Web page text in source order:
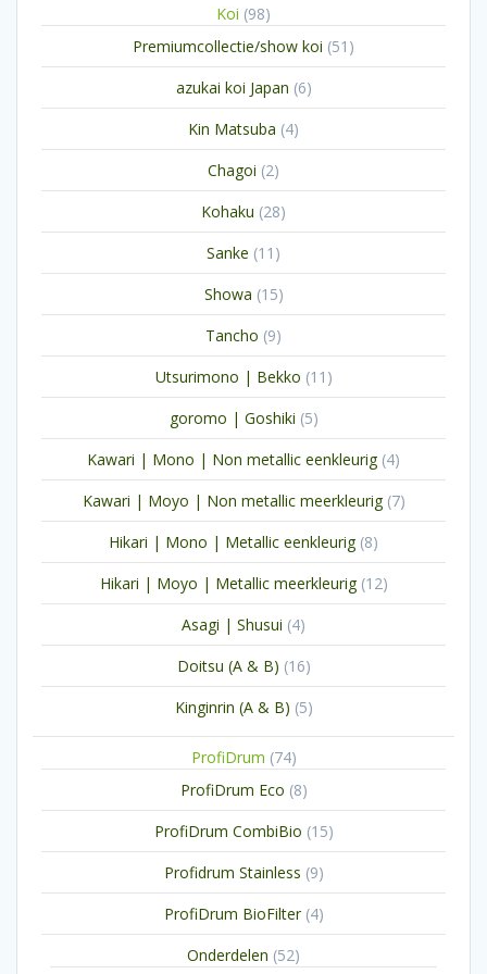
Koi 9898
producten
Premiumcollectie/show koi 51 51
producten
azukai koi Japan 66
producten
Kin Matsuba 44
producten
Chagoi 22
producten
Kohaku 2828
producten
Sanke 11 11
producten
Showa 1515
producten
Tancho 99
producten
Utsurimono | Bekko 11 11
producten
goromo | Goshiki 55
producten
Kawari | Mono | Non metallic eenkleurig 44
producten
Kawari | Moyo | Non metallic meerkleurig 77
producten
Hikari | Mono | Metallic eenkleurig 88
producten
Hikari | Moyo | Metallic meerkleurig 1212
producten
Asagi | Shusui 44
producten
Doitsu (A & B) 1616
producten
Kinginrin (A & B) 55
ProfiDrum 7474
ProfiDrum Eco 88
producten
ProfiDrum CombiBio 1515
producten
Profidrum Stainless 99
producten
ProfiDrum BioFilter 44
producten
Onderdelen 5252